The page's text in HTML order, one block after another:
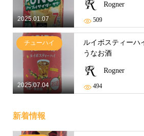
2025.01.07
Rogner
509
2025.07.04
チューハイ
ルイボスティーハ
うなお酒
Rogner
494
新着情報